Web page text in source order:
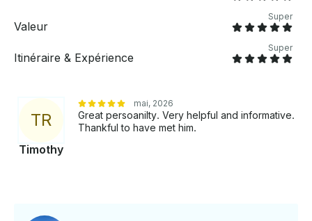
Valeur
Super
Itinéraire & Expérience
Super
TR
Timothy
mai, 2026
Great persoanilty. Very helpful and informative.
Thankful to have met him.